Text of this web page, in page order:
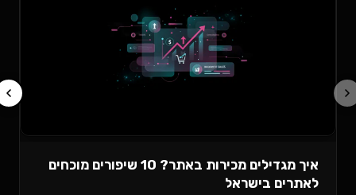
איך מגדילים מכירות באתר? 10 שיפורים מוכחים
לאתרים בישראל